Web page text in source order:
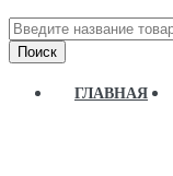
Поиск
ГЛАВНАЯ